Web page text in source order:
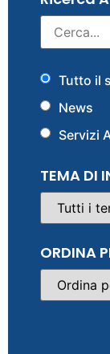
Tutto il
News
Servizi
TEMA DI
ORDINA